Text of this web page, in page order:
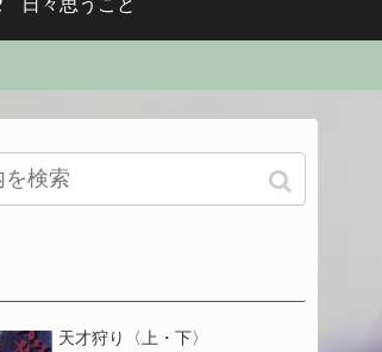
天才狩り〈上・下〉